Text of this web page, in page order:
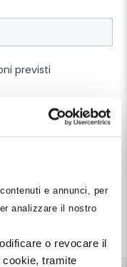
e annunci, per
analizzare il nostro
o revocare il
tramite
previsti